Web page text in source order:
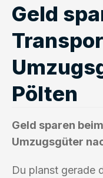
Geld
Pölten
Geld sparen
Umzugsgüter
Du planst gerade